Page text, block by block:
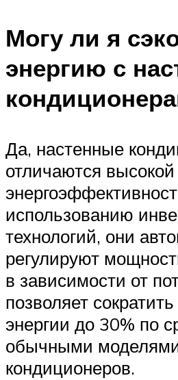
Могу ли я
энергию с
Да, настенные
отличаются высокой
использованию
технологий, они
регулируют
в зависимости от
позволяет
энергии до 30% по
обычными
кондиционеров.